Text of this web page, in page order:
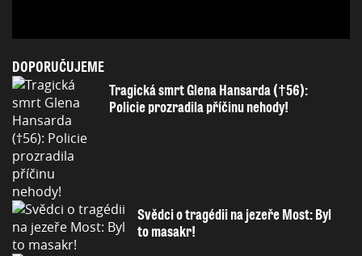
DOPORUČUJEME
Tragická smrt Glena Hansarda (†56):
Policie prozradila příčinu nehody!
Svědci o tragédii na jezeře Most: Byl
to masakr!